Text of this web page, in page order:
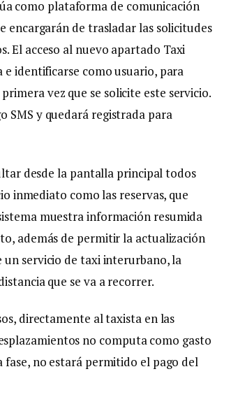
como plataforma de comunicación
encargarán de trasladar las solicitudes
El acceso al nuevo apartado Taxi
identificarse como usuario, para
vez que se solicite este servicio.
SMS y quedará registrada para
desde la pantalla principal todos
inmediato como las reservas, que
muestra información resumida
además de permitir la actualización
un servicio de taxi interurbano, la
que se va a recorrer.
directamente al taxista en las
no computa como gasto
no estará permitido el pago del